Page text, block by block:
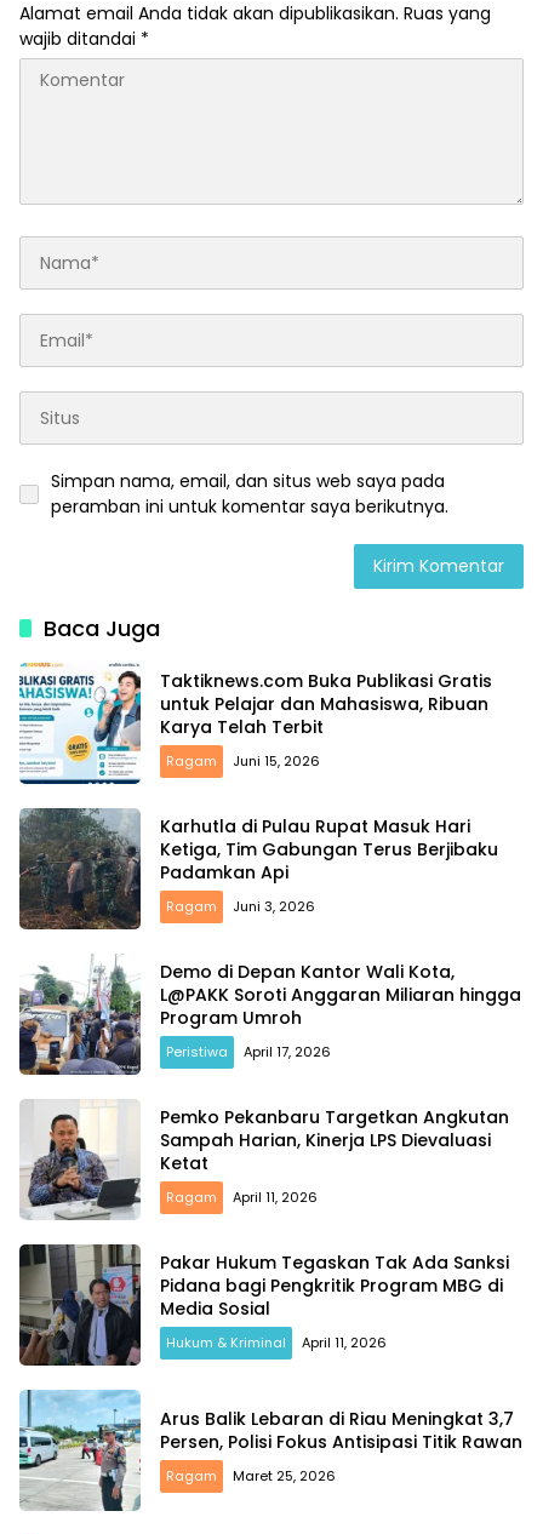
Alamat email Anda tidak akan dipublikasikan. Ruas yang
wajib ditandai *
Simpan nama, email, dan situs web saya pada
peramban ini untuk komentar saya berikutnya.
Baca Juga
Taktiknews.com Buka Publikasi Gratis
untuk Pelajar dan Mahasiswa, Ribuan
Karya Telah Terbit
Ragam Juni 15, 2026
Karhutla di Pulau Rupat Masuk Hari
Ketiga, Tim Gabungan Terus Berjibaku
Padamkan Api
Ragam Juni 3, 2026
Demo di Depan Kantor Wali Kota,
L@PAKK Soroti Anggaran Miliaran hingga
Program Umroh
Peristiwa April 17, 2026
Pemko Pekanbaru Targetkan Angkutan
Sampah Harian, Kinerja LPS Dievaluasi
Ketat
Ragam April 11, 2026
Pakar Hukum Tegaskan Tak Ada Sanksi
Pidana bagi Pengkritik Program MBG di
Media Sosial
Hukum & Kriminal April 11, 2026
Arus Balik Lebaran di Riau Meningkat 3,7
Persen, Polisi Fokus Antisipasi Titik Rawan
Ragam Maret 25, 2026